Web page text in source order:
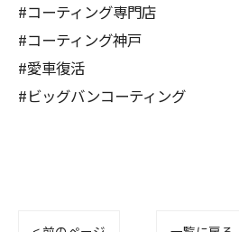
#コーティング専門店
#コーティング神戸
#愛車復活
#ビッグバンコーティング